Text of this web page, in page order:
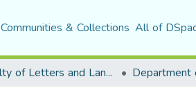
Communities & Collections All of
Faculty of Letters and Languages